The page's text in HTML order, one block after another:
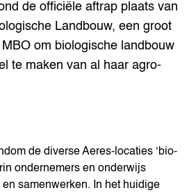
de officiële aftrap plaats van
Landbouw, een groot
om biologische landbouw
te maken van al haar agro-
de diverse Aeres-locaties ‘bio-
ondernemers en onderwijs
samenwerken. In het huidige